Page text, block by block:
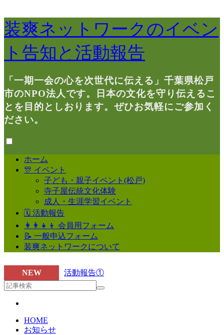
装爽ネットワークのイベン
ト告知と活動報告
「一期一会の心を次世代に伝える」千葉県松戸
市のNPO法人です。日本の文化を守り伝えるこ
とを目的としおります。ぜひお気軽にご参加く
ださい。
ホーム
🎊 イベント
子ども・親子イベント(松戸)
寺子屋伝統文化体験
成人・生涯学習イベント
🗓 活動報告
👩‍👩‍👧‍👦 会員用フォーム
📝 一般申込フォーム
装爽ネットワークについて
NEW
ARTICLE
活動報告①
HOME
お知らせ